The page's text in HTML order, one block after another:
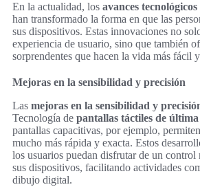
En la actualidad, los avances
han transformado la forma en que las
sus dispositivos. Estas innovaciones no
experiencia de usuario, sino que también
sorprendentes que hacen la vida más fácil
Mejoras en la sensibilidad y precisión
Las mejoras en la sensibilidad y
Tecnología de pantallas táctiles de
pantallas capacitivas, por ejemplo,
mucho más rápida y exacta. Estos
los usuarios puedan disfrutar de un
sus dispositivos, facilitando actividades
dibujo digital.